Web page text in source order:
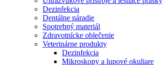
Dezinfekcia
Dentálne náradie
Spotrebný materiál
Zdravotnícke oblečenie
Veterinárne produkty
Dezinfekcia
Mikroskopy a lupové okuliare